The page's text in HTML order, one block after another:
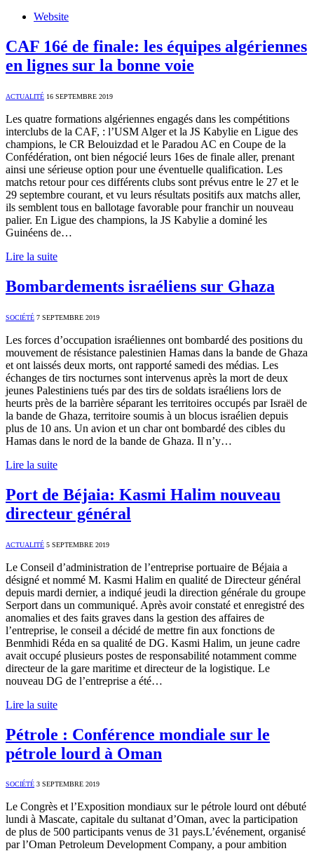
Website
CAF 16é de finale: les équipes algériennes
en lignes sur la bonne voie
ACTUALITÉ 16 SEPTEMBRE 2019
Les quatre formations algériennes engagés dans les compétitions
interclubs de la CAF, : l’USM Alger et la JS Kabylie en Ligue des
champions, le CR Belouizdad et le Paradou AC en Coupe de la
Confédération, ont bien négocié leurs 16es de finale aller, prenant
ainsi une sérieuse option pour une éventuelle qualification. Les
matchs retour pour ces différents clubs sont prévus entre le 27 et le
29 septembre courant, et vu leurs résultats positifs aux matchs aller,
ils semblent tous en ballotage favorable pour franchir un nouveau
palier. En Ligue des champions, la JS Kabylie a dominé les
Guinéens de…
Lire la suite
Bombardements israéliens sur Ghaza
SOCIÉTÉ 7 SEPTEMBRE 2019
Les forces d’occupation israéliennes ont bombardé des positions du
mouvement de résistance palestinien Hamas dans la bande de Ghaza
et ont laissés deux morts, ont rapporté samedi des médias. Les
échanges de tirs nocturnes sont intervenus après la mort de deux
jeunes Palestiniens tués par des tirs de soldats israéliens lors de
heurts près de la barrière séparant les territoires occupés par Israël de
la bande de Ghaza, territoire soumis à un blocus israélien depuis
plus de 10 ans. Un avion et un char ont bombardé des cibles du
Hamas dans le nord de la bande de Ghaza. Il n’y…
Lire la suite
Port de Béjaia: Kasmi Halim nouveau
directeur général
ACTUALITÉ 5 SEPTEMBRE 2019
Le Conseil d’administration de l’entreprise portuaire de Béjaia a
désigné et nommé M. Kasmi Halim en qualité de Directeur général
depuis mardi dernier, a indiqué jeudi la direction générale du groupe
Serport dans un communiqué. Après avoir constaté et enregistré des
anomalies et des faits graves dans la gestion des affaires de
l’entreprise, le conseil a décidé de mettre fin aux fonctions de
Benmhidi Réda en sa qualité de DG. Kasmi Halim, un jeune cadre
avait occupé plusieurs postes de responsabilité notamment comme
directeur de la gare maritime et directeur de la logistique. Le
nouveau DG de l’entreprise a été…
Lire la suite
Pétrole : Conférence mondiale sur le
pétrole lourd à Oman
SOCIÉTÉ 3 SEPTEMBRE 2019
Le Congrès et l’Exposition mondiaux sur le pétrole lourd ont débuté
lundi à Mascate, capitale du sultanat d’Oman, avec la participation
de plus de 500 participants venus de 31 pays.L’événement, organisé
par l’Oman Petroleum Development Company, a pour ambition